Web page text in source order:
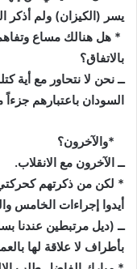
يسر (الكيزان) ولم أذكر
* هل هنالك مساع
بالاتفاق؟
ــ نحن لا نتحاور مع أية
السودان باعتبارهم جزءاً
*والآخرون؟
ــ الآخرون مع الانقلاب.
* لكن من ذكرتهم
أيدوا إجراءات الخامس
ــ (ديل مرتبطين عندنا
بأطراف لا علاقة لها